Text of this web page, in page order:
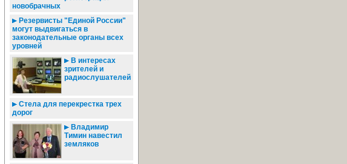
новобрачных
Резервисты "Единой России"
могут выдвигаться в
законодательные органы всех
уровней
В интересах
зрителей и
радиослушателей
Стела для перекрестка трех
дорог
Владимир
Тимин навестил
земляков